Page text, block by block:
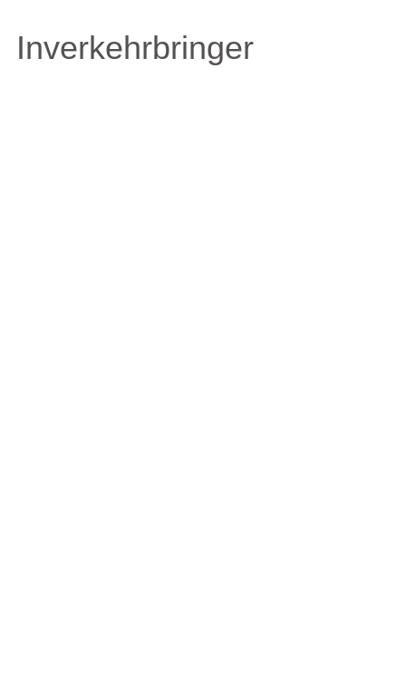
Inverkehrbringer